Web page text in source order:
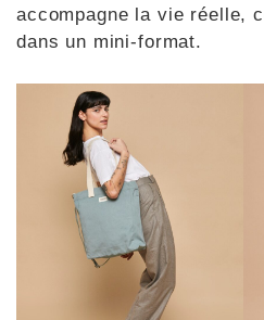
accompagne la vie réelle,
dans un mini-format.